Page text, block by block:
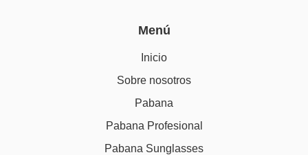
Menú
Inicio
Sobre nosotros
Pabana
Pabana Profesional
Pabana Sunglasses